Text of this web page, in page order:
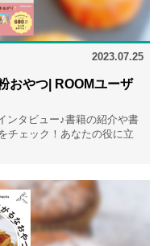
2023.07.25
おやつ| ROOMユーザ
ンタビュー♪書籍の紹介や書
チェック！あなたの役に立